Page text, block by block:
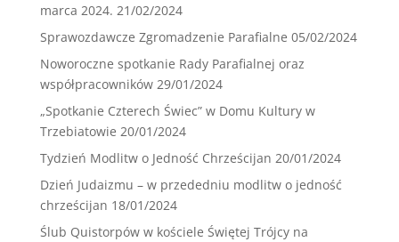
marca 2024. 21/02/2024
Sprawozdawcze Zgromadzenie Parafialne 05/02/2024
Noworoczne spotkanie Rady Parafialnej oraz
współpracowników 29/01/2024
„Spotkanie Czterech Świec” w Domu Kultury w
Trzebiatowie 20/01/2024
Tydzień Modlitw o Jedność Chrześcijan 20/01/2024
Dzień Judaizmu – w przededniu modlitw o jedność
chrześcijan 18/01/2024
Ślub Quistorpów w kościele Świętej Trójcy na